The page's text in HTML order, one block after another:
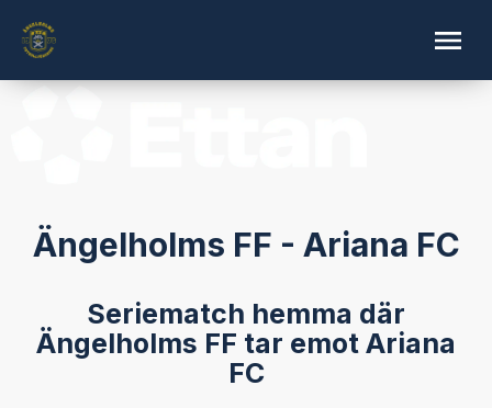
Ängelholms FF - Ariana FC
Seriematch hemma där
Ängelholms FF tar emot Ariana
FC